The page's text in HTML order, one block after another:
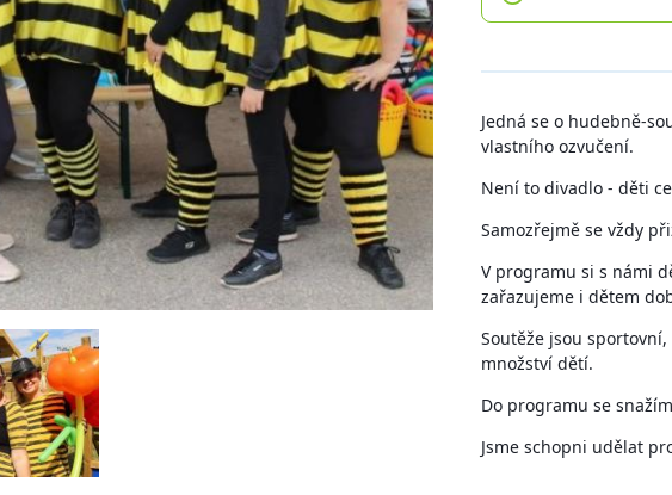
Jedná se o hudebně-
vlastního ozvučení.
Není to divadlo - děti
Samozřejmě se vždy
V programu si s námi
zařazujeme i dětem
Soutěže jsou
množství dětí.
Do programu se
Jsme schopni udělat